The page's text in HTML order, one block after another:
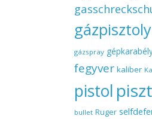
gázpisztoly
gázspray
fegyver kaliber
pistol
bullet Ruger